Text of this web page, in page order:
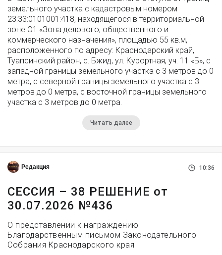
земельного участка с кадастровым номером
23:33:0101001:418, находящегося в территориальной
зоне О1 «Зона делового, общественного и
коммерческого назначения», площадью 55 кв.м,
расположенного по адресу: Краснодарский край,
Туапсинский район, с. Бжид, ул. Курортная, уч. 11 «Б», с
западной границы земельного участка с 3 метров до 0
метра, с северной границы земельного участка с 3
метров до 0 метра, с восточной границы земельного
участка с 3 метров до 0 метра.
Читать далее
Редакция 10:36
СЕССИЯ – 38 РЕШЕНИЕ от
30.07.2026 №436
О представлении к награждению
Благодарственным письмом Законодательного
Собрания Краснодарского края